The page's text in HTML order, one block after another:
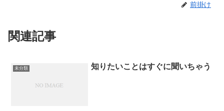
前掛け
関連記事
未分類 知りたいことはすぐに聞いちゃう